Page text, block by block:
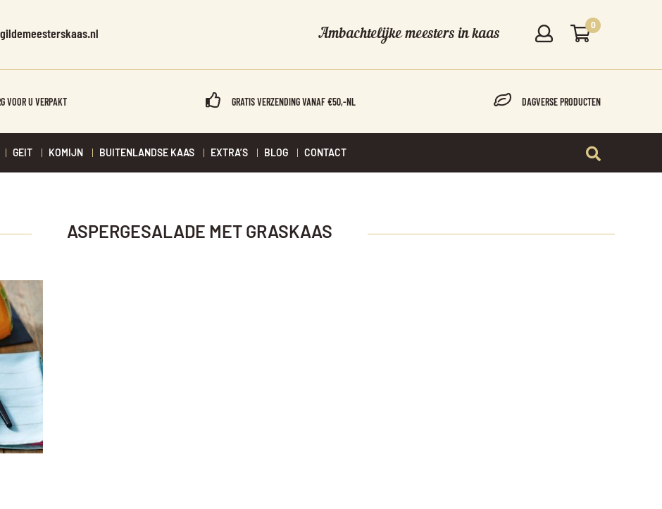
Ambachtelijke meesters in kaas 0
VOOR U VERPAKT GRATIS VERZENDING VANAF €50,-NL DAGVERSE PRODUCTEN
GEIT KOMIJN BUITENLANDSE KAAS EXTRA’S BLOG CONTACT
ASPERGESALADE MET GRASKAAS